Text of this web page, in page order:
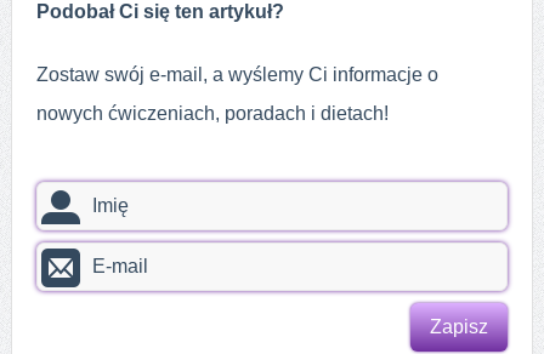
Podobał Ci się ten artykuł?
Zostaw swój e-mail, a wyślemy Ci informacje o
nowych ćwiczeniach, poradach i dietach!